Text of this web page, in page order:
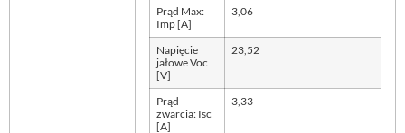
Prąd Max:
Imp [A]
3,06
Napięcie
jałowe Voc
[V]
23,52
Prąd
zwarcia: Isc
[A]
3,33